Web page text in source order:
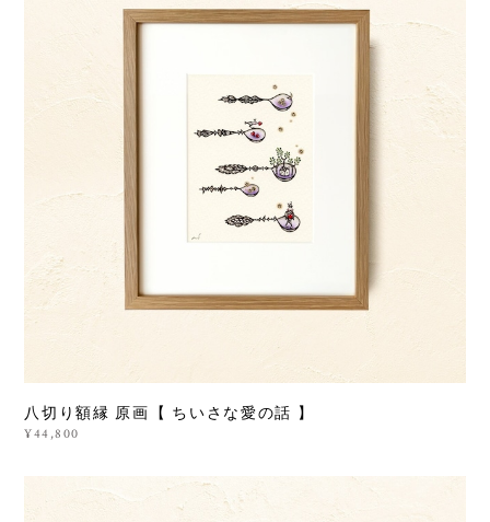
八切り額縁 原画【 ちいさな愛の話 】
¥44,800